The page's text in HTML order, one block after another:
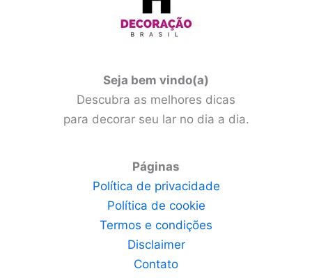
Seja bem vindo(a)
Descubra as melhores dicas
para decorar seu lar no dia a dia.
Páginas
Política de privacidade
Política de cookie
Termos e condições
Disclaimer
Contato